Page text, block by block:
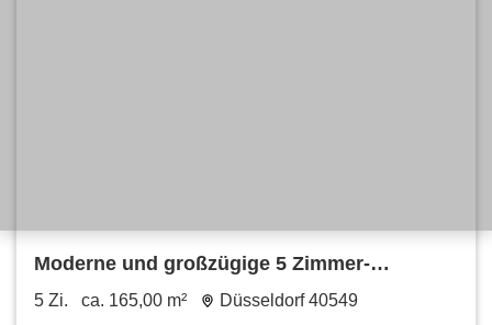
Moderne und großzügige 5 Zimmer-
Wohnung über zwei Etagen mit separatem
5 Zi. ca. 165,00 m² Düsseldorf 40549